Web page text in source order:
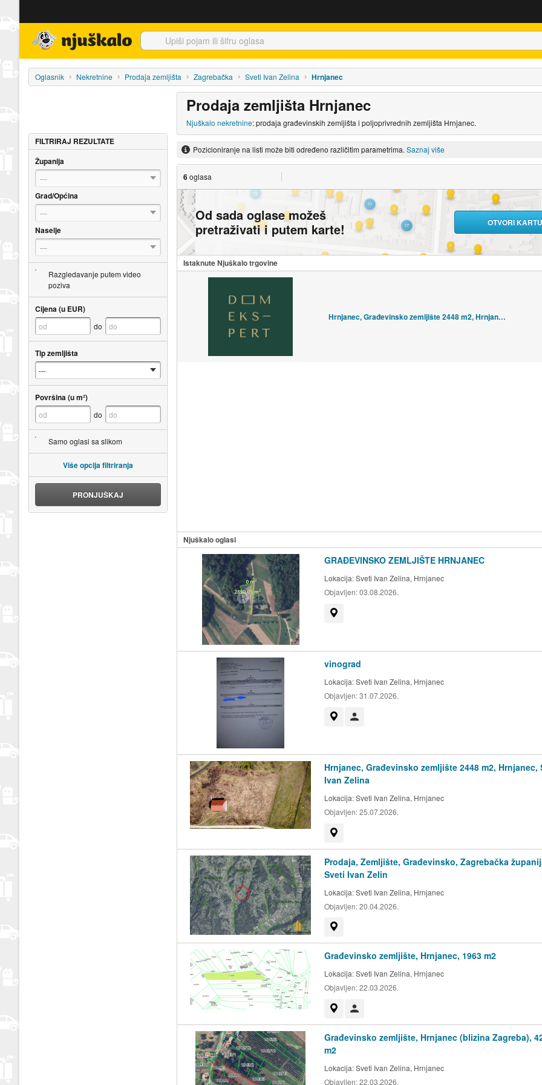
Oglasnik Nekretnine Prodaja zemljišta Zagrebačka Sveti Ivan Zelina Hrnjanec
Prodaja zemljišta Hrnjanec
Njuškalo nekretnine: prodaja građevinskih zemljišta i poljoprivrednih zemljišta Hrnjanec.
Pozicioniranje na listi može biti određeno različitim parametrima. Saznaj više
6oglasa
Od sada oglase možeš
pretraživati i putem karte!
OTVORI KARTU
Istaknute Njuškalo trgovine
Hrnjanec, Građevinsko zemljište 2448 m2, Hrnjanec, Sveti Ivan Zelina
Njuškalo oglasi
GRAĐEVINSKO ZEMLJIŠTE HRNJANEC
Lokacija:Sveti Ivan Zelina, Hrnjanec
Objavljen:03.08.2026.
vinograd
Lokacija:Sveti Ivan Zelina, Hrnjanec
Objavljen:31.07.2026.
Hrnjanec, Građevinsko zemljište 2448 m2, Hrnjanec,
Ivan Zelina
Lokacija:Sveti Ivan Zelina, Hrnjanec
Objavljen:25.07.2026.
Prodaja, Zemljište, Građevinsko, Zagrebačka
Sveti Ivan Zelin
Lokacija:Sveti Ivan Zelina, Hrnjanec
Objavljen:20.04.2026.
Građevinsko zemljište, Hrnjanec, 1963 m2
Lokacija:Sveti Ivan Zelina, Hrnjanec
Objavljen:22.03.2026.
Građevinsko zemljište, Hrnjanec (blizina Zagreba),
m2
Lokacija:Sveti Ivan Zelina, Hrnjanec
Objavljen:22.03.2026.
FILTRIRAJ REZULTATE
Županija
---
Grad/Općina
---
Naselje
---
Razgledavanje putem video
poziva
Cijena (u EUR)
do
Tip zemljišta
Površina (u m²)
do
Samo oglasi sa slikom
Više opcija filtriranja
PRONJUŠKAJ